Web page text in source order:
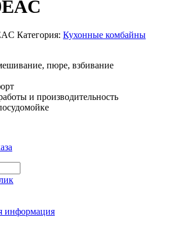
Категория: Кухонные комбайны
пюре, взбивание
и производительность
информация